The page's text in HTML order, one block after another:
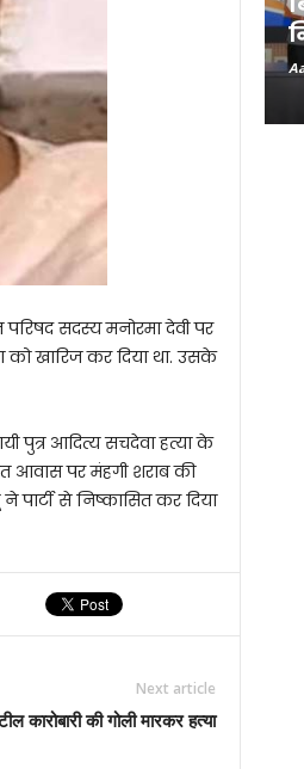
सदस्य मनोरमा देवी पर
को खारिज कर दिया था. उसके
पुत्र आदित्य सचदेवा हत्या के
आवास पर मंहगी शराब की
से निष्कासित कर दिया
Next article
कारोबारी की गोली मारकर हत्या